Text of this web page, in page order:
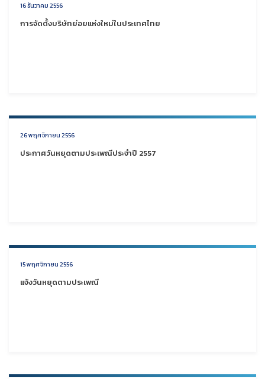
16 ธันวาคม 2556
การจัดตั้งบริษัทย่อยแห่งใหม่ในประเทศไทย
26 พฤศจิกายน 2556
ประกาศวันหยุดตามประเพณีประจำปี 2557
15 พฤศจิกายน 2556
แจ้งวันหยุดตามประเพณี